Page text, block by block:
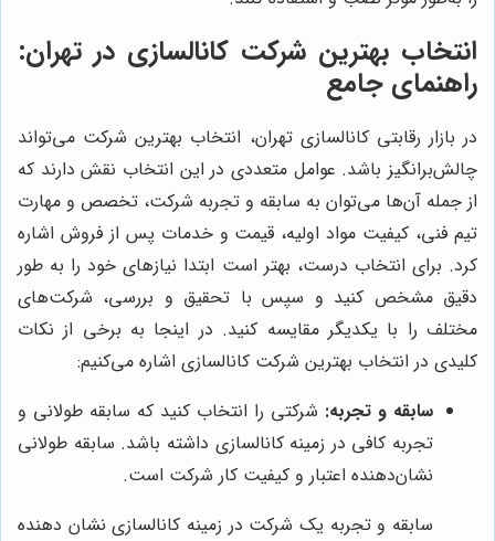
انتخاب بهترین شرکت کانالسازی در تهران:
راهنمای جامع
در بازار رقابتی کانالسازی تهران، انتخاب بهترین شرکت می‌تواند
چالش‌برانگیز باشد. عوامل متعددی در این انتخاب نقش دارند که
از جمله آن‌ها می‌توان به سابقه و تجربه شرکت، تخصص و مهارت
تیم فنی، کیفیت مواد اولیه، قیمت و خدمات پس از فروش اشاره
کرد. برای انتخاب درست، بهتر است ابتدا نیازهای خود را به طور
دقیق مشخص کنید و سپس با تحقیق و بررسی، شرکت‌های
مختلف را با یکدیگر مقایسه کنید. در اینجا به برخی از نکات
کلیدی در انتخاب بهترین شرکت کانالسازی اشاره می‌کنیم:
سابقه و تجربه: شرکتی را انتخاب کنید که سابقه طولانی و
تجربه کافی در زمینه کانالسازی داشته باشد. سابقه طولانی
نشان‌دهنده اعتبار و کیفیت کار شرکت است.
سابقه و تجربه یک شرکت در زمینه کانالسازی نشان دهنده